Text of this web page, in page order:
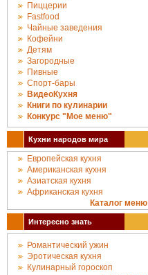
Пиццерии
Fastfood
Чайные заведения
Кофейни
Детям
Загородные
Пивные
Спорт-бары
ВидеоКухня
Книги по кулинарии
Конкурc "Мое меню"
Кухни народов мира
Европейская кухня
Американская кухня
Азиатская кухня
Африканская кухня
Каталог меню
Интересно знать
Романтический ужин
Эротическая кухня
Кулинарный гороскоп